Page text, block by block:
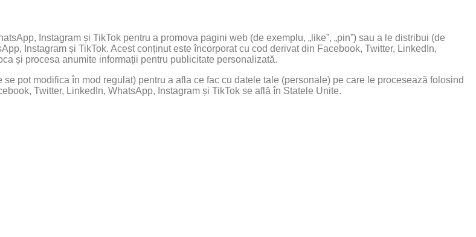
Instagram și TikTok pentru a promova pagini web (de exemplu, „like”, „pin”) sau a le distribui (de
Instagram și TikTok. Acest conținut este încorporat cu cod derivat din Facebook, Twitter, LinkedIn,
și procesa anumite informații pentru publicitate personalizată.
pot modifica în mod regulat) pentru a afla ce fac cu datele tale (personale) pe care le procesează folosind
Twitter, LinkedIn, WhatsApp, Instagram și TikTok se află în Statele Unite.